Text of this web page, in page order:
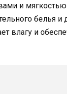
и
белья и
влагу и